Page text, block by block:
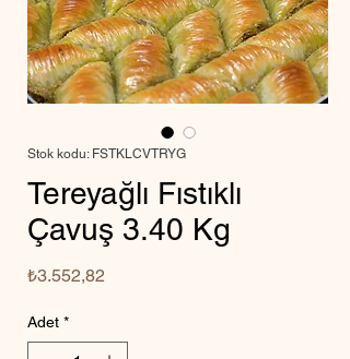
Stok kodu: FSTKLCVTRYG
Tereyağlı Fıstıklı
Çavuş 3.40 Kg
₺3.552,82
Adet *